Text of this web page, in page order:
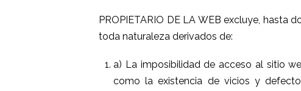
PROPIETARIO DE LA WEB excluye, hasta
toda naturaleza derivados de:
a) La imposibilidad de acceso al sitio
como la existencia de vicios y